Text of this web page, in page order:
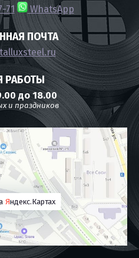
71 WhatsApp
ПОЧТА
РАБОТЫ
до 18.00
и праздников
Яндекс.Картах